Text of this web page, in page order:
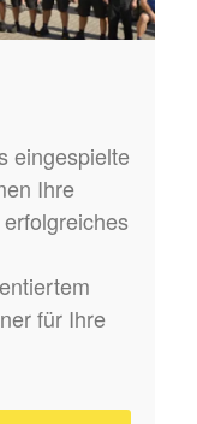
eingespielte
Ihre
für Ihre